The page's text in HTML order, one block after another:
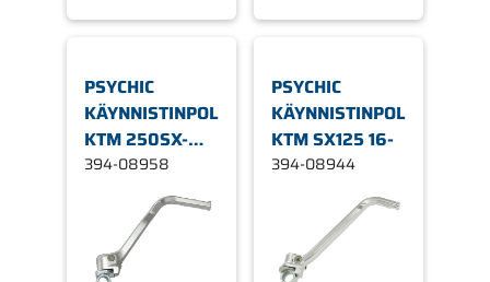
PSYCHIC
KÄYNNISTINPOLJIN
KTM 250SX-
F/350EXC-F
394-08958
PSYCHIC
KÄYNNISTINPOLJIN
KTM SX125 16-
394-08944